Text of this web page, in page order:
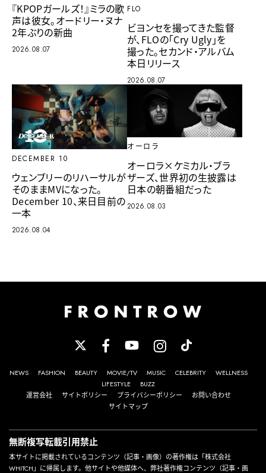
『KPOPガールズ！』ミラの歌
声は彼女。オードリー・ヌナ
2年ぶりの新曲
2026.08.07
FLO
ビヨンセを撮ってきた監督
が、FLOの「Cry Ugly」を
撮った。セカンド・アルバム
本日リリース
2026.08.07
DECEMBER 10
ウェンブリーのリハーサルが
そのままMVになった。
December 10、来日目前の
一本
2026.08.04
オーロラ
オーロラ×ケミカル・ブラ
ザーズ、世界初の生披露は
日本の朝番組だった
2026.08.03
NEWS FASHION BEAUTY MOVIE/TV MUSIC CELEBRITY
WELLNESS
LIFESTYLE
BUZZ
運営会社
サイトポリシー プライバシーポリシー
お問い合わせ
サイトマップ
無断複写転載引用禁止
本サイトに掲載されているコンテンツ（記事・画像）の著作権は「株式会社
WHITCH」に帰属します。他サイトや他媒体へ、弊社著作権コンテンツ（記事・画